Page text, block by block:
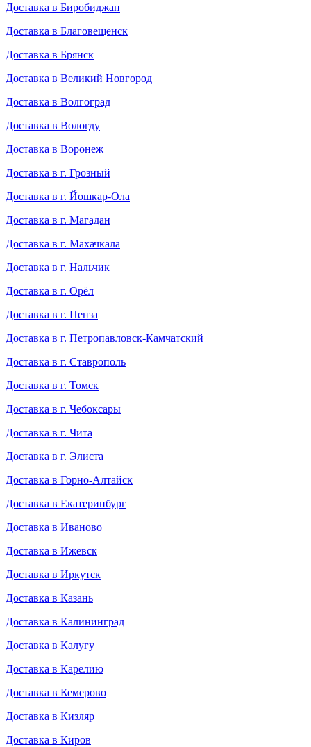
Доставка в Биробиджан
Доставка в Благовещенск
Доставка в Брянск
Доставка в Великий Новгород
Доставка в Волгоград
Доставка в Вологду
Доставка в Воронеж
Доставка в г. Грозный
Доставка в г. Йошкар-Ола
Доставка в г. Магадан
Доставка в г. Махачкала
Доставка в г. Нальчик
Доставка в г. Орёл
Доставка в г. Пенза
Доставка в г. Петропавловск-Камчатский
Доставка в г. Ставрополь
Доставка в г. Томск
Доставка в г. Чебоксары
Доставка в г. Чита
Доставка в г. Элиста
Доставка в Горно-Алтайск
Доставка в Екатеринбург
Доставка в Иваново
Доставка в Ижевск
Доставка в Иркутск
Доставка в Казань
Доставка в Калининград
Доставка в Калугу
Доставка в Карелию
Доставка в Кемерово
Доставка в Кизляр
Доставка в Киров